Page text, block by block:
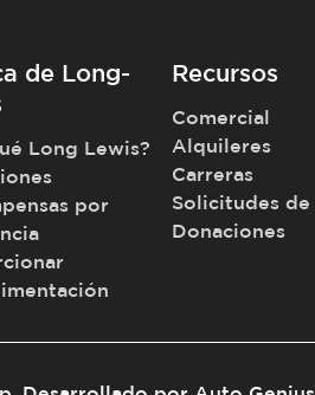
de Long-
Long Lewis?
por
Recursos
Comercial
Alquileres
Carreras
Solicitudes de
Donaciones